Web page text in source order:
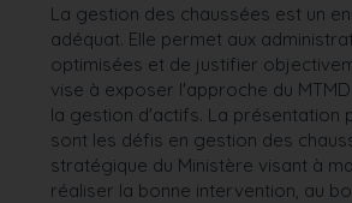
La gestion des chaussées est un
adéquat. Elle permet aux
optimisées et de justifier
vise à exposer l'approche du
la gestion d'actifs. La présentation
sont les défis en gestion des
stratégique du Ministère visant à
réaliser la bonne intervention, au